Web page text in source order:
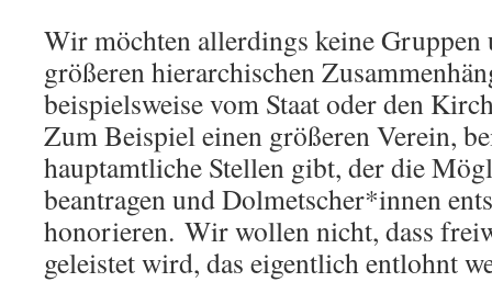
Wir möchten allerdings keine Gruppen
größeren hierarchischen
beispielsweise vom Staat oder den
Zum Beispiel einen größeren Verein,
hauptamtliche Stellen gibt, der die
beantragen und Dolmetscher*innen
honorieren. Wir wollen nicht, dass
geleistet wird, das eigentlich entlohnt